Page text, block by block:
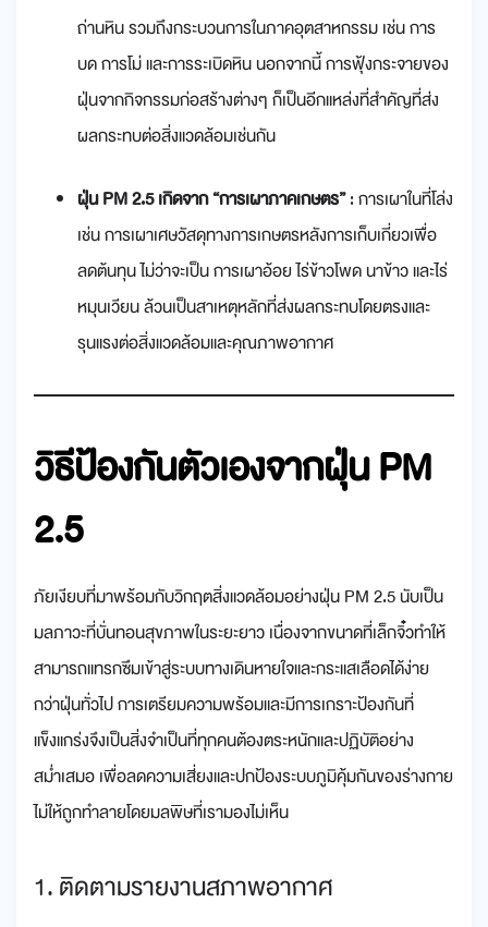
ถ่านหิน รวมถึงกระบวนการในภาคอุตสาหกรรม เช่น การ
บด การโม่ และการระเบิดหิน นอกจากนี้ การฟุ้งกระจายของ
ฝุ่นจากกิจกรรมก่อสร้างต่างๆ ก็เป็นอีกแหล่งที่สำคัญที่ส่ง
ผลกระทบต่อสิ่งแวดล้อมเช่นกัน
ฝุ่น PM 2.5 เกิดจาก “การเผาภาคเกษตร”: การเผาในที่โล่ง
เช่น การเผาเศษวัสดุทางการเกษตรหลังการเก็บเกี่ยวเพื่อ
ลดต้นทุน ไม่ว่าจะเป็น การเผาอ้อย ไร่ข้าวโพด นาข้าว และไร่
หมุนเวียน ล้วนเป็นสาเหตุหลักที่ส่งผลกระทบโดยตรงและ
รุนแรงต่อสิ่งแวดล้อมและคุณภาพอากาศ
วิธีป้องกันตัวเองจากฝุ่น PM
2.5
ภัยเงียบที่มาพร้อมกับวิกฤตสิ่งแวดล้อมอย่างฝุ่น PM 2.5 นับเป็น
มลภาวะที่บั่นทอนสุขภาพในระยะยาว เนื่องจากขนาดที่เล็กจิ๋วทำให้
สามารถแทรกซึมเข้าสู่ระบบทางเดินหายใจและกระแสเลือดได้ง่าย
กว่าฝุ่นทั่วไป การเตรียมความพร้อมและมีการเกราะป้องกันที่
แข็งแกร่งจึงเป็นสิ่งจำเป็นที่ทุกคนต้องตระหนักและปฏิบัติอย่าง
สม่ำเสมอ เพื่อลดความเสี่ยงและปกป้องระบบภูมิคุ้มกันของร่างกาย
ไม่ให้ถูกทำลายโดยมลพิษที่เรามองไม่เห็น
1. ติดตามรายงานสภาพอากาศ